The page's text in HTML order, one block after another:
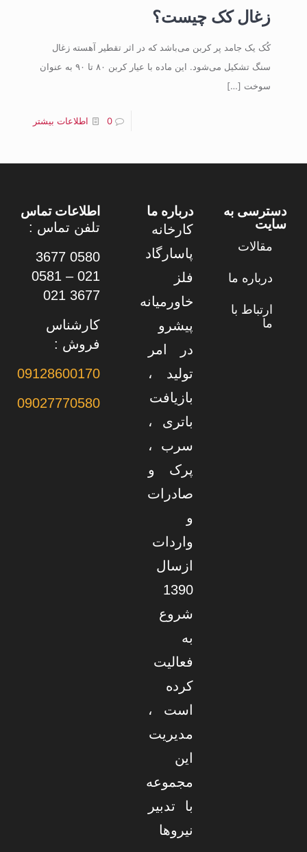
زغال کک چیست؟
کُک یک جامد پر کربن می‌باشد که در اثر تقطیر آهسته زغال
سنگ تشکیل می‌شود. این ماده با عیار کربن ۸۰ تا ۹۰ به عنوان
سوخت […]
0 اطلاعات بیشتر
دسترسی به
سایت
مقالات
درباره ما
ارتباط با
ما
درباره ما
کارخانه
پاسارگاد
فلز
خاورمیانه
پیشرو
در امر
تولید ،
بازیافت
باتری ،
سرب ،
پرک و
صادرات
و
واردات
ازسال
1390
شروع
به
فعالیت
کرده
است ،
مدیریت
این
مجموعه
با تدبیر
نیروها
اطلاعات تماس
تلفن تماس :
0580 3677
021 – 0581
3677 021
کارشناس
فروش :
09128600170
09027770580